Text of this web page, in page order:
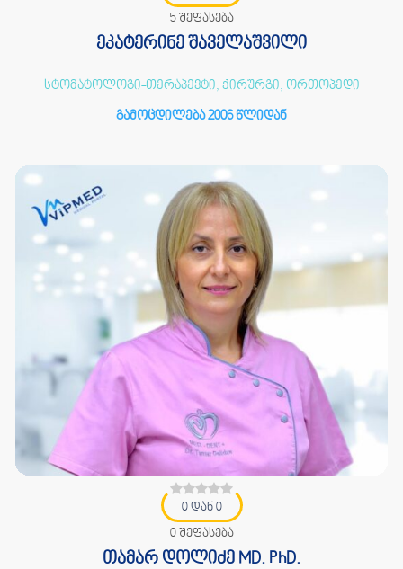
5 შეფასება
ეკატერინე შაველაშვილი
სტომატოლოგი-თერაპევტი, ქირურგი, ორთოპედი
გამოცდილება 2006 წლიდან
0 დან 0
0 შეფასება
თამარ დოლიძე MD. PhD.